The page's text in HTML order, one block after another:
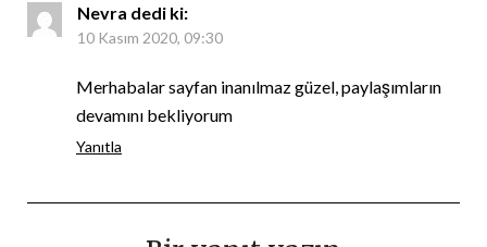
Nevra dedi ki:
10 Kasım 2020, 09:30
Merhabalar sayfan inanılmaz güzel, paylaşımların
devamını bekliyorum
Yanıtla